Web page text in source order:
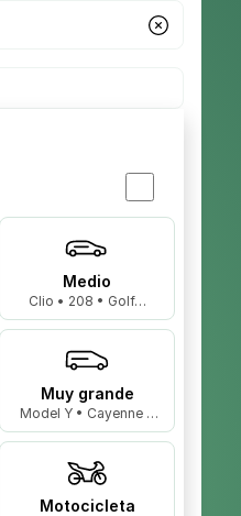
Medio
Clio • 208 • Golf…
Muy grande
Model Y • Cayenne •
X5…
Motocicleta